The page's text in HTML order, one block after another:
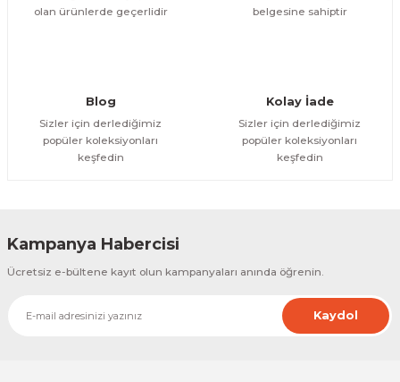
olan ürünlerde geçerlidir
belgesine sahiptir
Blog
Sizler için derlediğimiz
popüler koleksiyonları
keşfedin
Kolay İade
Sizler için derlediğimiz
popüler koleksiyonları
keşfedin
Kampanya Habercisi
Ücretsiz e-bültene kayıt olun kampanyaları anında öğrenin.
Kaydol